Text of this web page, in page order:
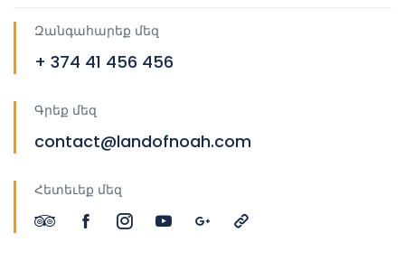
Զանգահարեք մեզ
+ 374 41 456 456
Գրեք մեզ
contact@landofnoah.com
Հետեւեք մեզ